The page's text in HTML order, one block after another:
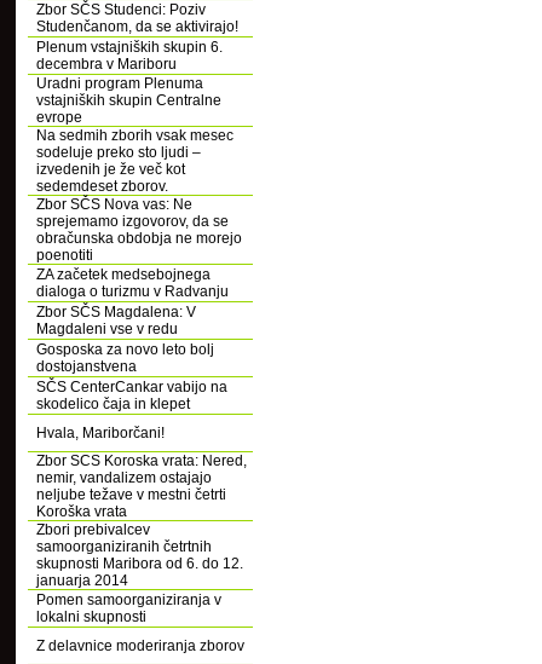
Zbor SČS Studenci: Poziv
Studenčanom, da se aktivirajo!
Plenum vstajniških skupin 6.
decembra v Mariboru
Uradni program Plenuma
vstajniških skupin Centralne
evrope
Na sedmih zborih vsak mesec
sodeluje preko sto ljudi –
izvedenih je že več kot
sedemdeset zborov.
Zbor SČS Nova vas: Ne
sprejemamo izgovorov, da se
obračunska obdobja ne morejo
poenotiti
ZA začetek medsebojnega
dialoga o turizmu v Radvanju
Zbor SČS Magdalena: V
Magdaleni vse v redu
Gosposka za novo leto bolj
dostojanstvena
SČS CenterCankar vabijo na
skodelico čaja in klepet
Hvala, Mariborčani!
Zbor SCS Koroska vrata: Nered,
nemir, vandalizem ostajajo
neljube težave v mestni četrti
Koroška vrata
Zbori prebivalcev
samoorganiziranih četrtnih
skupnosti Maribora od 6. do 12.
januarja 2014
Pomen samoorganiziranja v
lokalni skupnosti
Z delavnice moderiranja zborov